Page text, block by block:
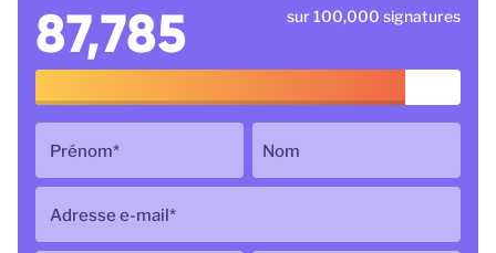
87,785 sur 100,000 signatures
Prénom* Nom
Adresse e-mail*